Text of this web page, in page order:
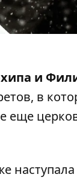
и
в
еще